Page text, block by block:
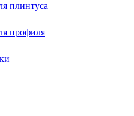
плинтуса
профиля